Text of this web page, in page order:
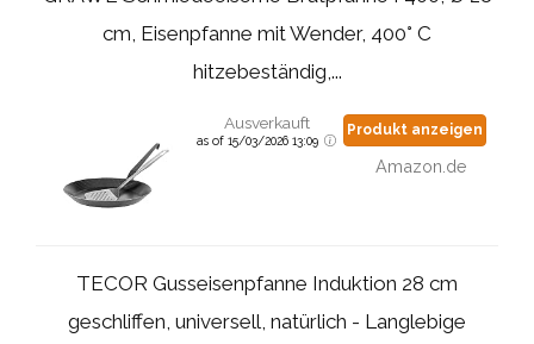
cm, Eisenpfanne mit Wender, 400° C
hitzebeständig,...
Ausverkauft
as of 15/03/2026 13:09
Produkt anzeigen
Amazon.de
TECOR Gusseisenpfanne Induktion 28 cm
geschliffen, universell, natürlich - Langlebige